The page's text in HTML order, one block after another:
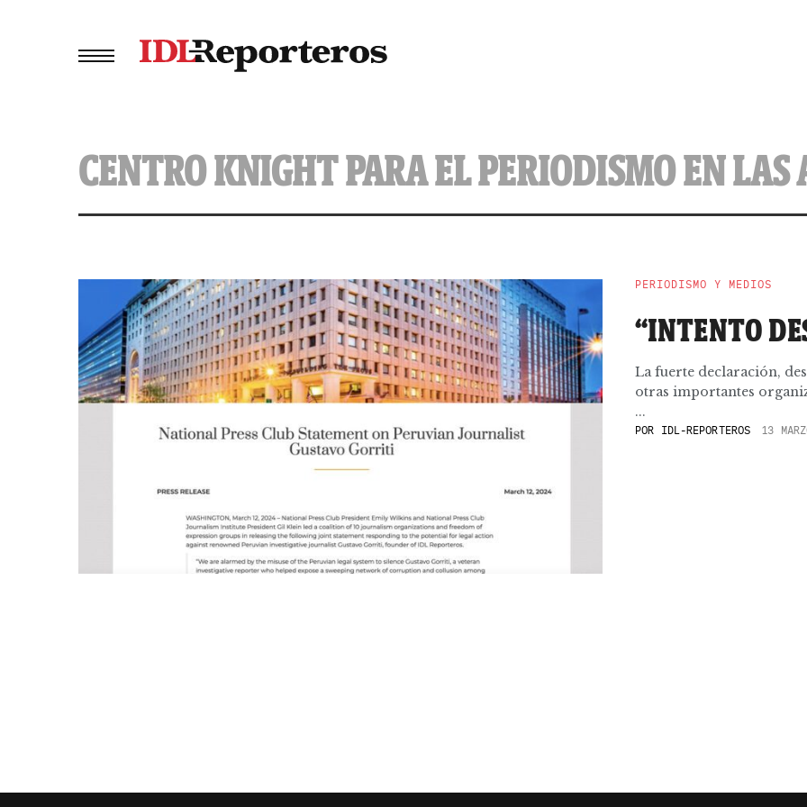
CENTRO KNIGHT PARA EL PERIODISMO EN
PERIODISMO Y MEDIOS
“INTENTO
La fuerte declaración,
otras importantes
...
POR IDL-REPORTEROS 13